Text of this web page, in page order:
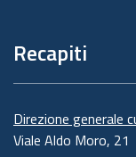
esperienza,
garantire il
della sicurezza
Recapiti
Direzione generale
Viale Aldo Moro, 21